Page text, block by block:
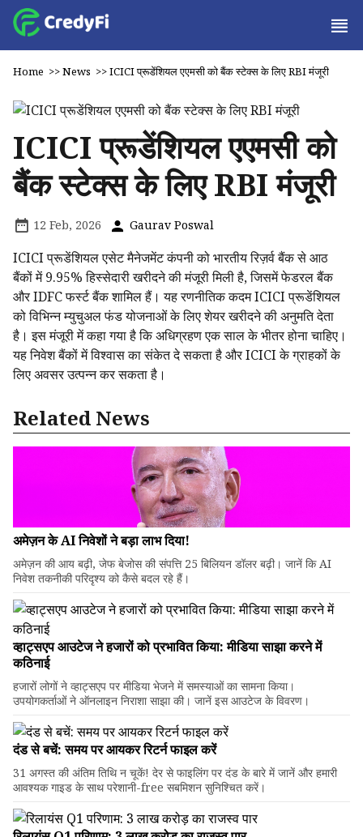
Home >>News >>ICICI प्रूडेंशियल एएमसी को बैंक स्टेक्स के लिए RBI मंजूरी
ICICI प्रूडेंशियल एएमसी को
बैंक स्टेक्स के लिए RBI मंजूरी
12 Feb, 2026 Gaurav Poswal
ICICI प्रूडेंशियल एसेट मैनेजमेंट कंपनी को भारतीय रिज़र्व बैंक से आठ
बैंकों में 9.95% हिस्सेदारी खरीदने की मंजूरी मिली है, जिसमें फेडरल बैंक
और IDFC फर्स्ट बैंक शामिल हैं। यह रणनीतिक कदम ICICI प्रूडेंशियल
को विभिन्न म्युचुअल फंड योजनाओं के लिए शेयर खरीदने की अनुमति देता
है। इस मंजूरी में कहा गया है कि अधिग्रहण एक साल के भीतर होना चाहिए।
यह निवेश बैंकों में विश्वास का संकेत दे सकता है और ICICI के ग्राहकों के
लिए अवसर उत्पन्न कर सकता है।
Related News
अमेज़न के AI निवेशों ने बड़ा लाभ दिया!
अमेज़न की आय बढ़ी, जेफ बेजोस की संपत्ति 25 बिलियन डॉलर बढ़ी। जानें कि AI
निवेश तकनीकी परिदृश्य को कैसे बदल रहे हैं।
व्हाट्सएप आउटेज ने हजारों को प्रभावित किया: मीडिया साझा करने में
कठिनाई
हजारों लोगों ने व्हाट्सएप पर मीडिया भेजने में समस्याओं का सामना किया।
उपयोगकर्ताओं ने ऑनलाइन निराशा साझा की। जानें इस आउटेज के विवरण।
दंड से बचें: समय पर आयकर रिटर्न फाइल करें
31 अगस्त की अंतिम तिथि न चूकें! देर से फाइलिंग पर दंड के बारे में जानें और हमारी
आवश्यक गाइड के साथ परेशानी-free सबमिशन सुनिश्चित करें।